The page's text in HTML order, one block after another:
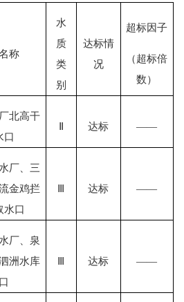
称
水
质
类
别
达标情
况
超标因子
（超标倍
数）
北高干
口
达标 ——
厂、三
金鸡拦
水口
达标 ——
厂、泉
洲水库
达标 ——